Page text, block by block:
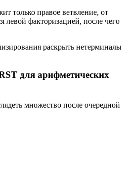
только правое ветвление, от
левой факторизацией, после чего
раскрыть нетерминалы
для арифметических
множество после очередной